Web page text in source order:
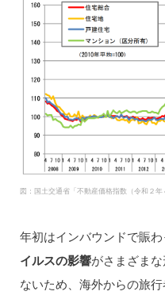
図：国土交通省「不動産価格指数（令和２年
年初はインバウンドで賑わ
イルスの影響がさまざま
ないため、海外からの旅